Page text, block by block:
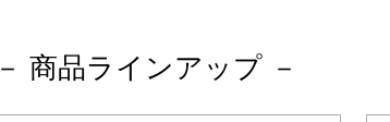
－ 商品ラインアップ －